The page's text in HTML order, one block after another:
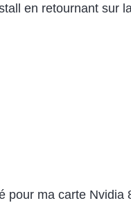
en retournant sur
pour ma carte Nvidia